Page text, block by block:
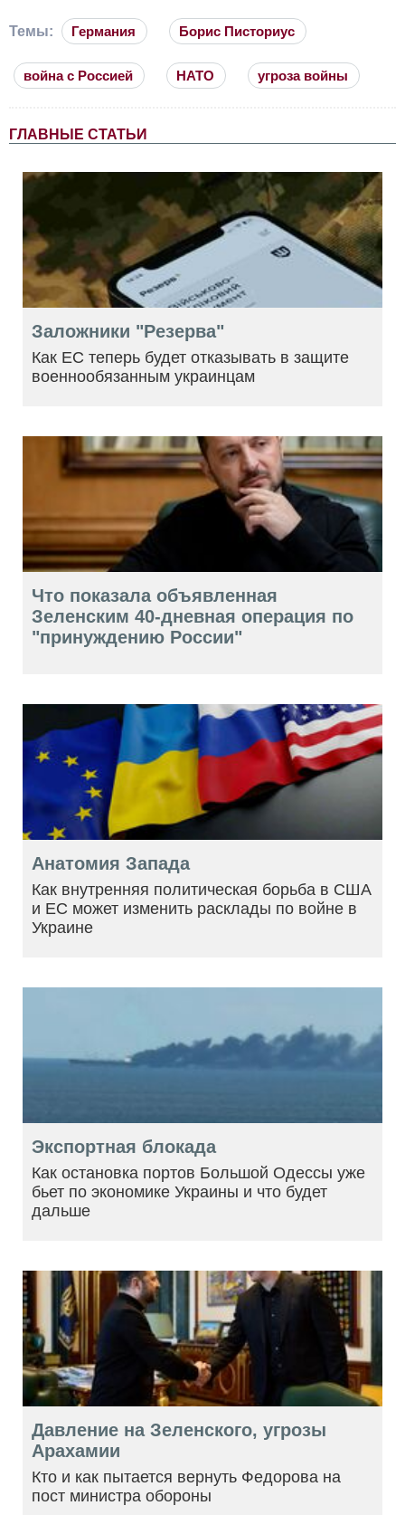
Темы: Германия Борис Писториус
война с Россией НАТО угроза войны
ГЛАВНЫЕ СТАТЬИ
Заложники "Резерва"
Как ЕС теперь будет отказывать в защите
военнообязанным украинцам
Что показала объявленная
Зеленским 40-дневная операция по
"принуждению России"
Анатомия Запада
Как внутренняя политическая борьба в США
и ЕС может изменить расклады по войне в
Украине
Экспортная блокада
Как остановка портов Большой Одессы уже
бьет по экономике Украины и что будет
дальше
Давление на Зеленского, угрозы
Арахамии
Кто и как пытается вернуть Федорова на
пост министра обороны